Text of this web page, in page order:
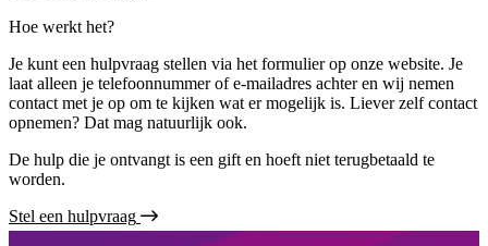
Hoe werkt het?
Je kunt een hulpvraag stellen via het formulier op onze website. Je
laat alleen je telefoonnummer of e-mailadres achter en wij nemen
contact met je op om te kijken wat er mogelijk is. Liever zelf contact
opnemen? Dat mag natuurlijk ook.
De hulp die je ontvangt is een gift en hoeft niet terugbetaald te
worden.
Stel een hulpvraag